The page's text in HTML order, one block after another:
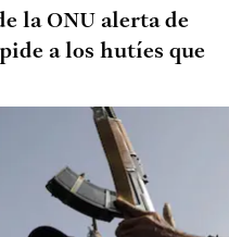
la ONU alerta de
a los hutíes que